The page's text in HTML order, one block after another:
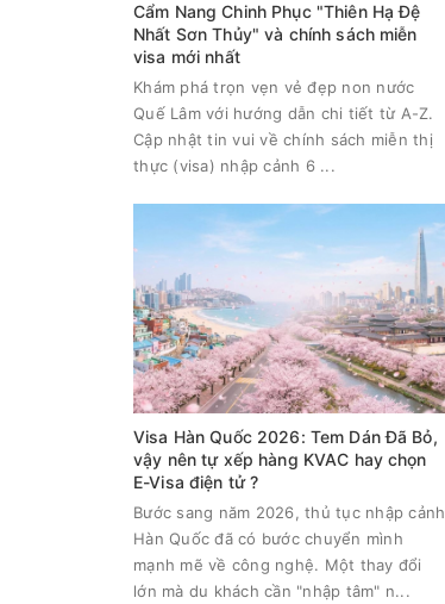
Cẩm Nang Chinh Phục "Thiên Hạ Đệ
Nhất Sơn Thủy" và chính sách miễn
visa mới nhất
Khám phá trọn vẹn vẻ đẹp non nước
Quế Lâm với hướng dẫn chi tiết từ A-Z.
Cập nhật tin vui về chính sách miễn thị
thực (visa) nhập cảnh 6 ...
Visa Hàn Quốc 2026: Tem Dán Đã Bỏ,
vậy nên tự xếp hàng KVAC hay chọn
E-Visa điện tử ?
Bước sang năm 2026, thủ tục nhập cảnh
Hàn Quốc đã có bước chuyển mình
mạnh mẽ về công nghệ. Một thay đổi
lớn mà du khách cần "nhập tâm" n...